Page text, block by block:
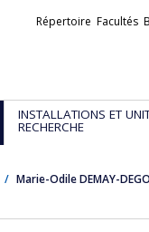
Liens
Répertoire Facultés
INSTALLATIONS ET
RECHERCHE
Marie-Odile DEMAY-